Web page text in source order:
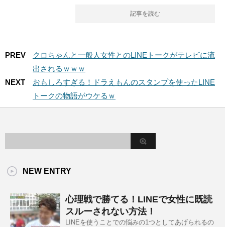
記事を読む
PREV
クロちゃんと一般人女性とのLINEトークがテレビに流
出されるｗｗｗ
NEXT
おもしろすぎる！ドラえもんのスタンプを使ったLINE
トークの物語がウケるｗ
NEW ENTRY
心理戦で勝てる！LINEで女性に既読
スルーされない方法！
LINEを使うことでの悩みの1つとしてあげられるの